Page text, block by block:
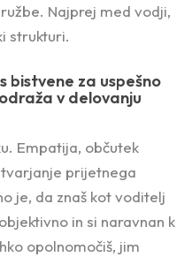
Najprej med vodji,
strukturi.
bistvene za uspešno
v delovanju
Empatija, občutek
prijetnega
je, da znaš kot voditelj
in si naravnan k
opolnomočiš, jim